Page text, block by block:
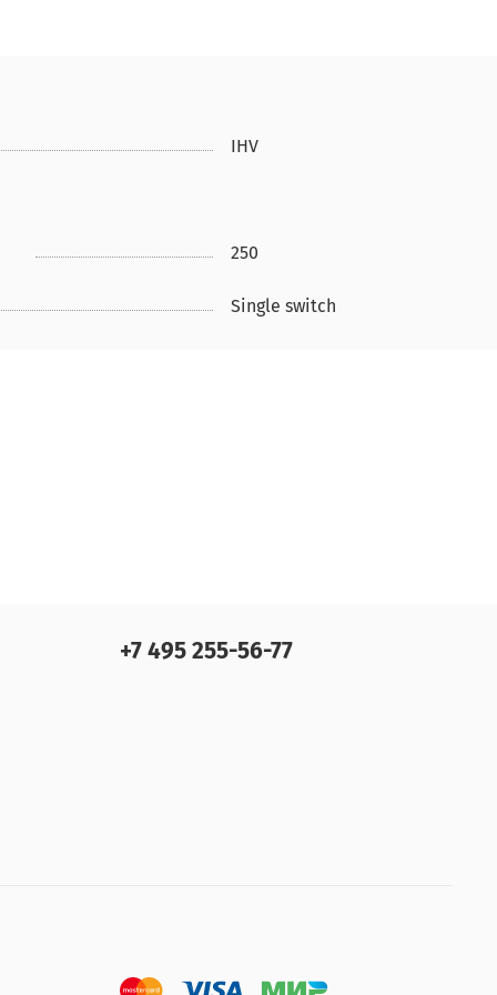
IHV
250
Single switch
+7 495 255-56-77